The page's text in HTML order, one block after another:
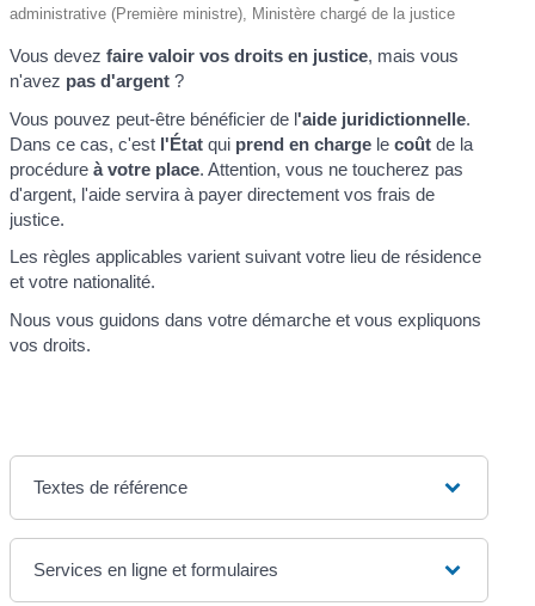
administrative (Première ministre), Ministère chargé de la justice
Vous devezfaire valoir vos droits en justice, mais vous
n'avez pas d'argent ?
Vous pouvez peut-être bénéficier de l'aide juridictionnelle.
Dans ce cas, c'est l'Étatqui prend en charge lecoût de la
procédureà votre place. Attention, vous ne toucherez pas
d'argent, l'aide servira à payer directement vos frais de
justice.
Les règles applicables varient suivant votre lieu de résidence
et votre nationalité.
Nous vous guidons dans votre démarche et vous expliquons
vos droits.
Textes de référence
Services en ligne et formulaires